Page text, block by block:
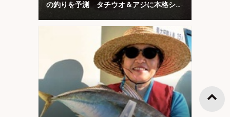
の釣りを予測 タチウオ＆アジに本格シー